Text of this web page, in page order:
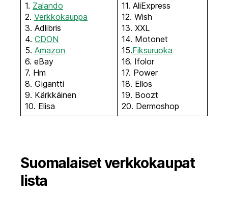
1. Zalando
2. Verkkokauppa
3. Adlibris
4. CDON
5. Amazon
6. eBay
7. Hm
8. Gigantti
9. Kärkkäinen
10. Elisa
11. AliExpress
12. Wish
13. XXL
14. Motonet
15.Fiksuruoka
16. Ifolor
17. Power
18. Ellos
19. Boozt
20. Dermoshop
Suomalaiset verkkokaupat
lista